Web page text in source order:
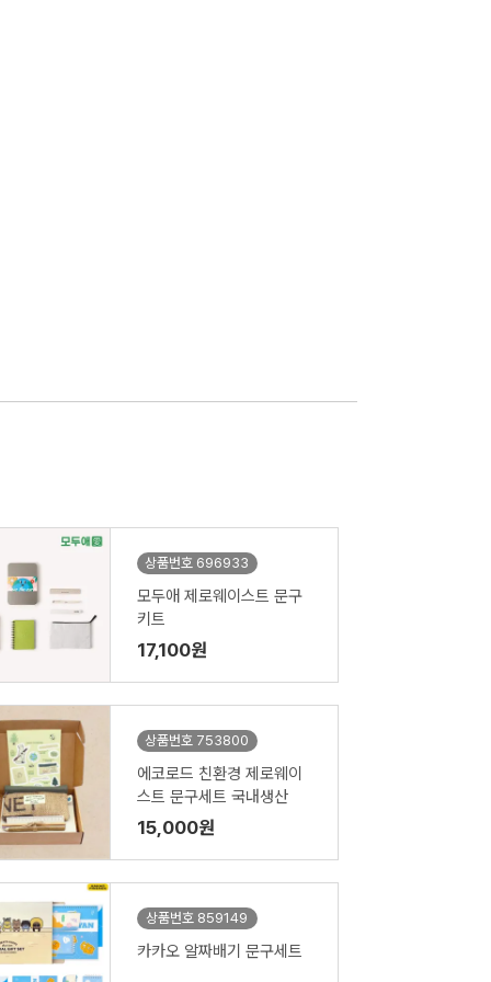
상품번호 696933
모두애 제로웨이스트 문구
키트
17,100원
상품번호 753800
에코로드 친환경 제로웨이
스트 문구세트 국내생산
15,000원
상품번호 859149
카카오 알짜배기 문구세트